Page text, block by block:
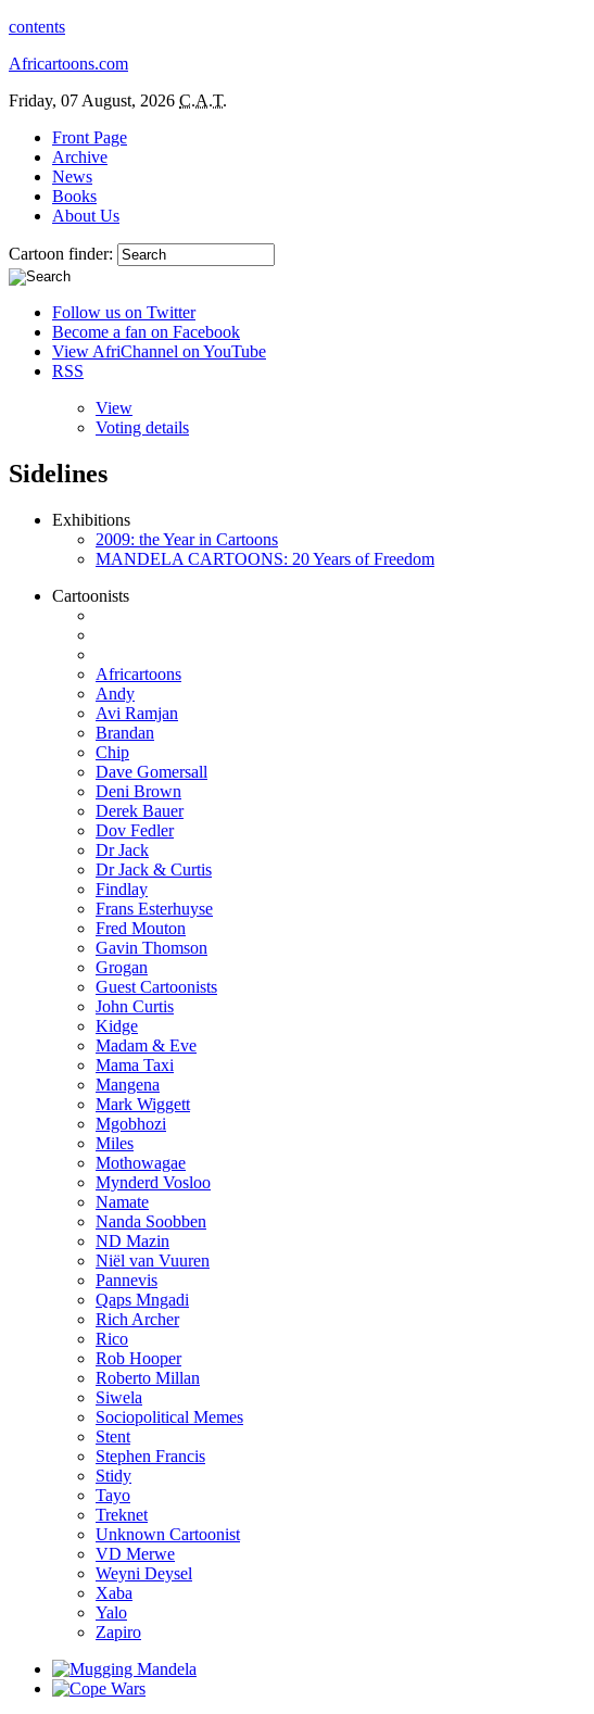
contents
Africartoons.com
Friday, 07 August, 2026 C.A.T.
Front Page
Archive
News
Books
About Us
Cartoon finder:
Follow us on Twitter
Become a fan on Facebook
View AfriChannel on YouTube
RSS
View
Voting details
Sidelines
Exhibitions
2009: the Year in Cartoons
MANDELA CARTOONS: 20 Years of Freedom
Cartoonists
Africartoons
Andy
Avi Ramjan
Brandan
Chip
Dave Gomersall
Deni Brown
Derek Bauer
Dov Fedler
Dr Jack
Dr Jack & Curtis
Findlay
Frans Esterhuyse
Fred Mouton
Gavin Thomson
Grogan
Guest Cartoonists
John Curtis
Kidge
Madam & Eve
Mama Taxi
Mangena
Mark Wiggett
Mgobhozi
Miles
Mothowagae
Mynderd Vosloo
Namate
Nanda Soobben
ND Mazin
Niël van Vuuren
Pannevis
Qaps Mngadi
Rich Archer
Rico
Rob Hooper
Roberto Millan
Siwela
Sociopolitical Memes
Stent
Stephen Francis
Stidy
Tayo
Treknet
Unknown Cartoonist
VD Merwe
Weyni Deysel
Xaba
Yalo
Zapiro